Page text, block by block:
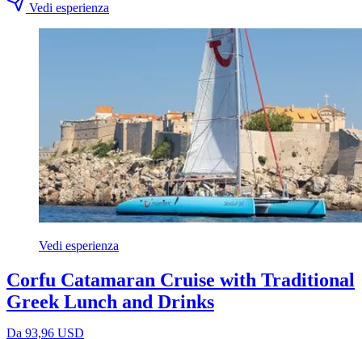
Vedi esperienza
Vedi esperienza
Corfu Catamaran Cruise with Traditional
Greek Lunch and Drinks
Da 93,96 USD